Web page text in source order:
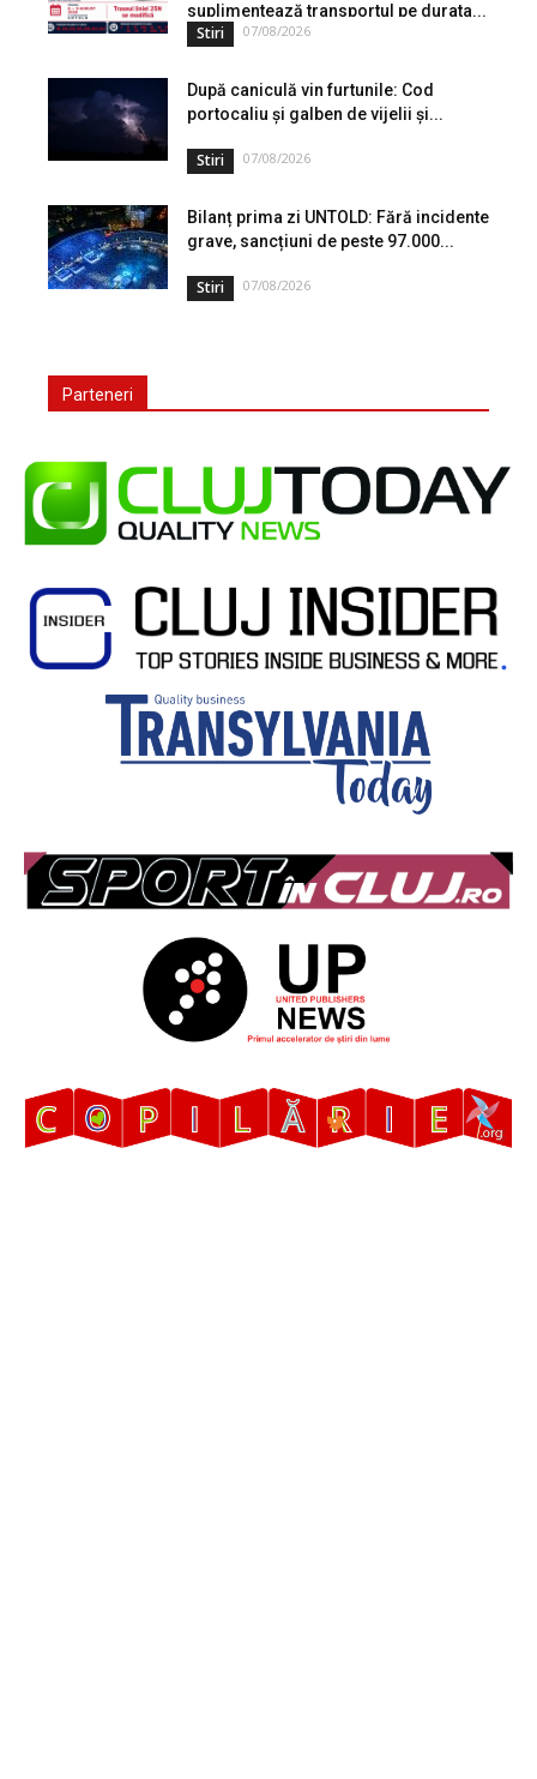
suplimentează transportul pe durata...
Stiri 07/08/2026
După caniculă vin furtunile: Cod
portocaliu și galben de vijelii și...
Stiri 07/08/2026
Bilanț prima zi UNTOLD: Fără incidente
grave, sancțiuni de peste 97.000...
Stiri 07/08/2026
Parteneri